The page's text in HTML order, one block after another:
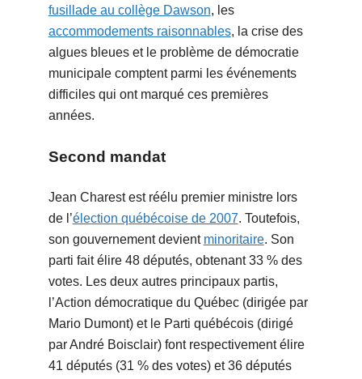
fusillade au collège Dawson, les
accommodements raisonnables, la crise des
algues bleues et le problème de démocratie
municipale comptent parmi les événements
difficiles qui ont marqué ces premières
années.
Second mandat
Jean Charest est réélu premier ministre lors
de l’élection québécoise de 2007. Toutefois,
son gouvernement devient minoritaire. Son
parti fait élire 48 députés, obtenant 33 % des
votes. Les deux autres principaux partis,
l’Action démocratique du Québec (dirigée par
Mario Dumont) et le Parti québécois (dirigé
par André Boisclair) font respectivement élire
41 députés (31 % des votes) et 36 députés